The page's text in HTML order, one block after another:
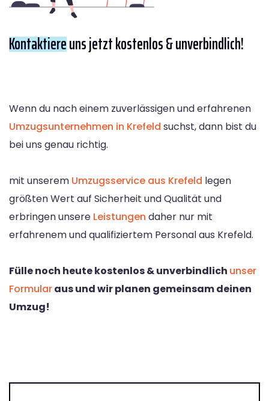
Kontaktiereuns jetzt kostenlos & unverbindlich!
Wenn du nach einem zuverlässigen und erfahrenen
Umzugsunternehmen in Krefeld suchst, dann bist du
bei uns genau richtig.
mit unserem Umzugsservice aus Krefeld legen
größten Wert auf Sicherheit und Qualität und
erbringen unsere Leistungen daher nur mit
erfahrenem und qualifiziertem Personal aus Krefeld.
Fülle noch heute kostenlos & unverbindlich unser
Formularaus und wir planen gemeinsam deinen
Umzug!